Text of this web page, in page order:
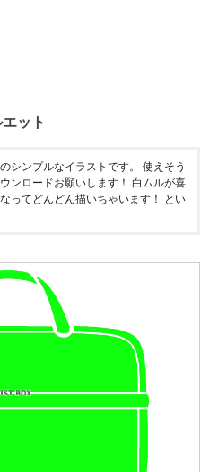
ット
シンプルなイラストです。 使えそう
ンロードお願いします！ 白ムルが喜
ってどんどん描いちゃいます！ とい